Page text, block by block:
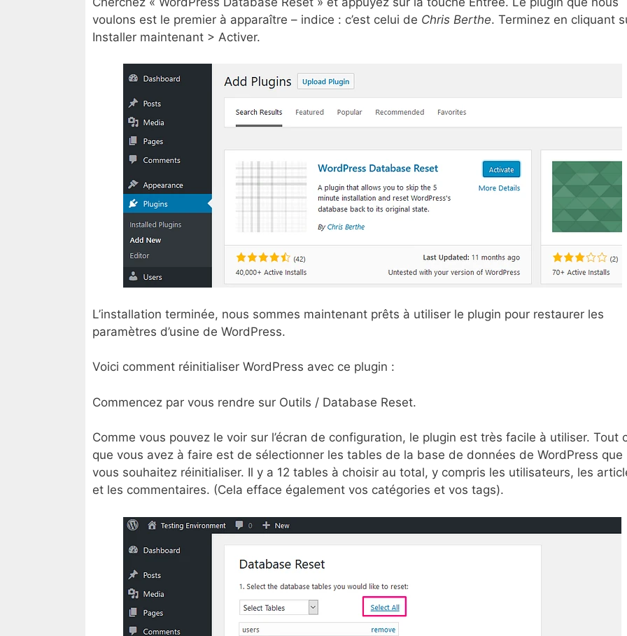
voulons est le premier à apparaître – indice : c’est celui de Chris Berthe. Terminez en cliquant
Installer maintenant > Activer.
L’installation terminée, nous sommes maintenant prêts à utiliser le plugin pour restaurer les
paramètres d’usine de WordPress.
Voici comment réinitialiser WordPress avec ce plugin :
Commencez par vous rendre sur Outils / Database Reset.
Comme vous pouvez le voir sur l’écran de configuration, le plugin est très facile à utiliser. Tout
que vous avez à faire est de sélectionner les tables de la base de données de WordPress que
vous souhaitez réinitialiser. Il y a 12 tables à choisir au total, y compris les utilisateurs, les
et les commentaires. (Cela efface également vos catégories et vos tags).